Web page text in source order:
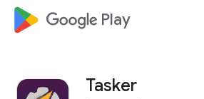
google_logo Play
Tasker